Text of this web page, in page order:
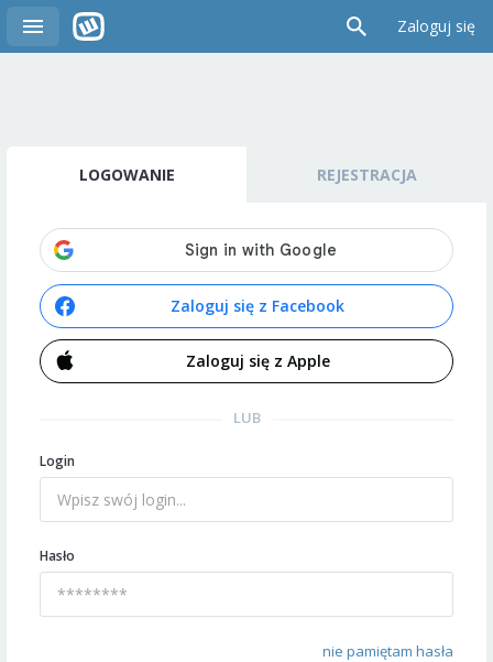
Zaloguj się
LOGOWANIE REJESTRACJA
Zaloguj się z Facebook
Zaloguj się z Apple
LUB
Login
Hasło
nie pamiętam hasła